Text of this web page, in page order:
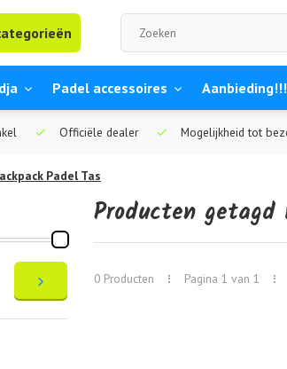
Padel accessoires Aanbieding!!!
Officiële dealer Mogelijkheid tot
Padel Tas
Producten
0 Producten Pagina 1 van 1